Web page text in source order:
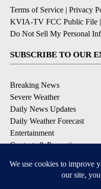
Terms of Service | Privacy
KVIA-TV FCC Public File |
Do Not Sell My Personal
SUBSCRIBE TO OUR
Breaking News
Severe Weather
Daily News Updates
Daily Weather Forecast
Entertainment
Contests & Promotions
DOWNLOAD OUR